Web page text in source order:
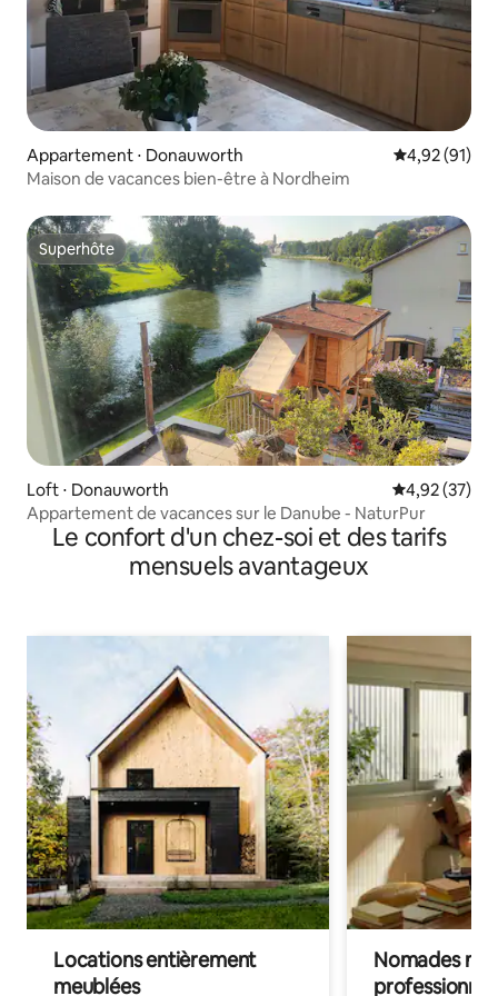
Appartement ⋅ Donauworth Évaluation
4,92 (91)
Maison de vacances bien-être à Nordheim
Superhôte
Superhôte
Loft ⋅ Donauworth Évaluation
4,92 (37)
Appartement de vacances sur le Danube - NaturPur
Le confort d'un chez-soi et des tarifs
mensuels avantageux
Locations entièrement
meublées
Nomades